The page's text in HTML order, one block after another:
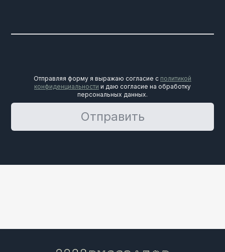
Отправляя форму я выражаю согласие с политикой
конфиденциальности и даю согласие на обработку
персональных данных.
Отправить